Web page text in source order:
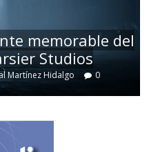
memorable del
Studios
Martínez Hidalgo 0